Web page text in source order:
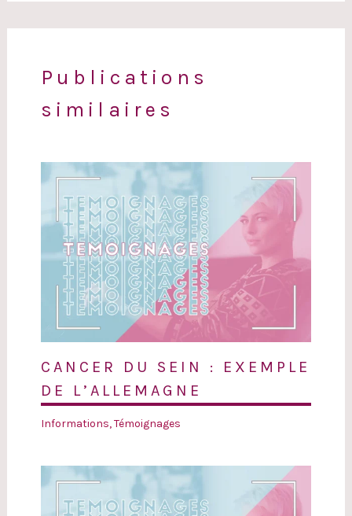
Publications
similaires
CANCER DU SEIN : EXEMPLE
DE L’ALLEMAGNE
Informations,Témoignages